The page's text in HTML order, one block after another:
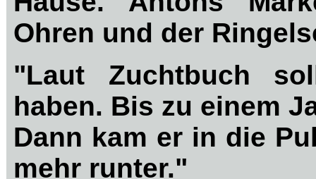
Ohren und der
"Laut Zuchtbuch
haben. Bis zu einem
Dann kam er in die
mehr runter."